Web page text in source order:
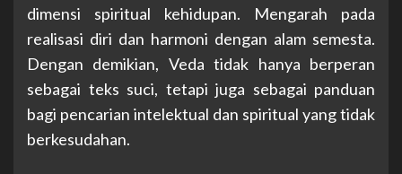
dimensi spiritual kehidupan. Mengarah pada
realisasi diri dan harmoni dengan alam semesta.
Dengan demikian, Veda tidak hanya berperan
sebagai teks suci, tetapi juga sebagai panduan
bagi pencarian intelektual dan spiritual yang tidak
berkesudahan.